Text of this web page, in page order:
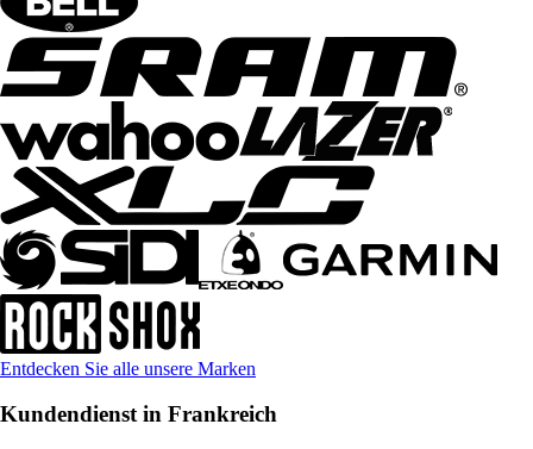
Entdecken Sie alle unsere Marken
Kundendienst in Frankreich